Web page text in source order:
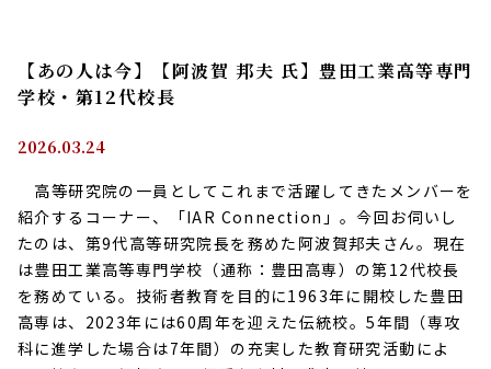
【あの人は今】【阿波賀 邦夫 氏】豊田工業高等専門
学校・第12代校長
2026.03.24
高等研究院の一員としてこれまで活躍してきたメンバーを
紹介するコーナー、「IAR Connection 」。今回お伺いし
たのは、第9代高等研究院長を務めた阿波賀邦夫さん。現在
は豊田工業高等専門学校（通称：豊田高専）の第12代校長
を務めている。技術者教育を目的に1963年に開校した豊田
高専は、 2023年には60周年を迎えた伝統校。5年間（専攻
科に進学した場合は7年間）の充実した教育研究活動によ